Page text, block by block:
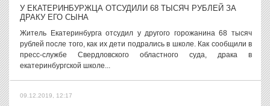
У ЕКАТЕРИНБУРЖЦА ОТСУДИЛИ 68 ТЫСЯЧ РУБЛЕЙ ЗА
ДРАКУ ЕГО СЫНА
Житель Екатеринбурга отсудил у другого горожанина 68 тысяч
рублей после того, как их дети подрались в школе. Как сообщили в
пресс-службе Свердловского областного суда, драка в
екатеринбургской школе...
09.12.2019, 12:17